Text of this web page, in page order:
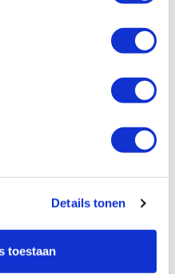
Details tonen
toestaan
19 mm fijne draad voor